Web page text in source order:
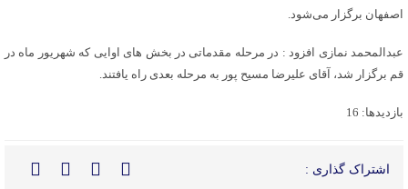
اصفهان برگزار می‌شود.
عبدالمحمد نمازی افزود : در مرحله مقدماتی در بخش های اوایی که شهریور ماه در
قم برگزار شد، آقای علیرضا مسیح پور به مرحله بعدی راه یافتند.
بازدیدها: 16
اشتراک گذاری :